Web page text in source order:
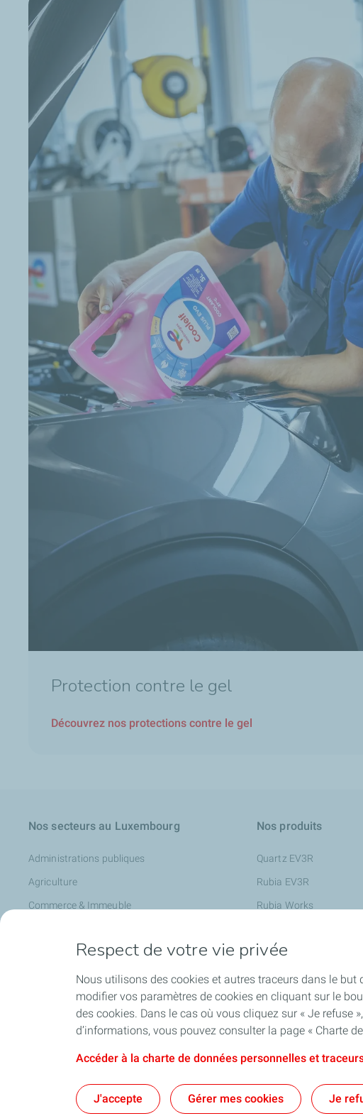
Protection contre le gel
Découvrez nos protections contre le gel
Nos secteurs au Luxembourg
Administrations publiques
Agriculture
Commerce & Immeuble
Transports
Travaux publics
Nos produits
Quartz EV3R
Rubia EV3R
Rubia Works
Lubrifiants pour
Charge + Business
Accessibilité :
Respect de votre vie privée
Nous utilisons des cookies et autres traceurs dans le but
modifier vos paramètres de cookies en cliquant sur le
des cookies. Dans le cas où vous cliquez sur « Je
d’informations, vous pouvez consulter la page « Charte
Accéder à la charte de données personnelles et
J'accepte Gérer mes cookies Je